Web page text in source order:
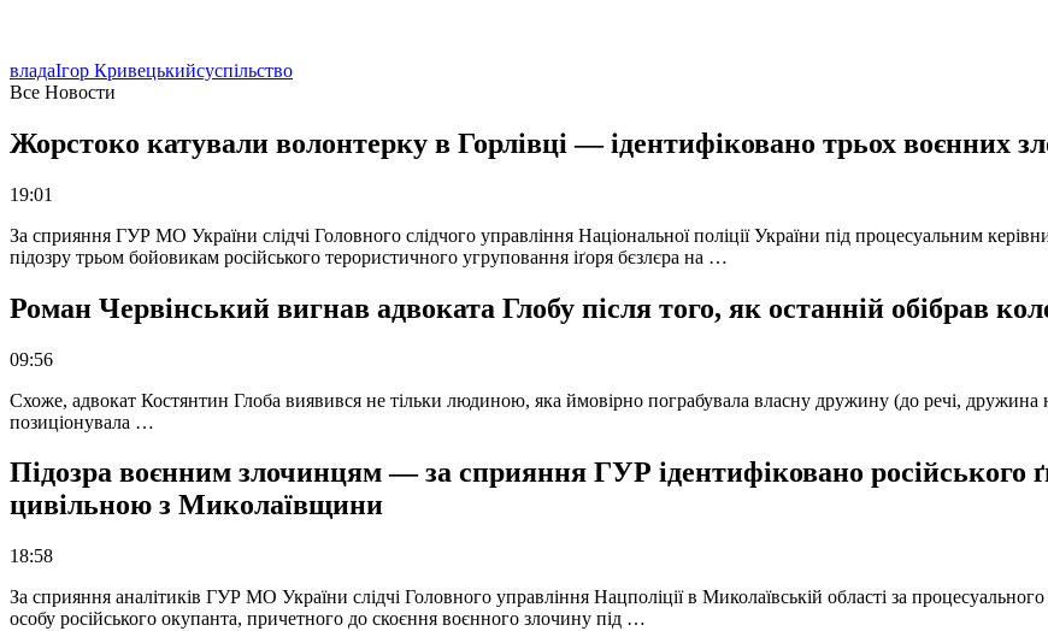
владаІгор Кривецькийсуспільство
Все Новости
Жорстоко катували волонтерку в Горлівці — ідентифіковано трьох воєнних
19:01
За сприяння ГУР МО України слідчі Головного слідчого управління Національної поліції України під процесуальним
підозру трьом бойовикам російського терористичного угруповання іґоря бєзлєра на …
Роман Червінський вигнав адвоката Глобу після того, як останній обібрав
09:56
Схоже, адвокат Костянтин Глоба виявився не тільки людиною, яка ймовірно пограбувала власну дружину (до речі, дружина
позиціонувала …
Підозра воєнним злочинцям — за сприяння ГУР ідентифіковано російського
цивільною з Миколаївщини
18:58
За сприяння аналітиків ГУР МО України слідчі Головного управління Нацполіції в Миколаївській області за
особу російського окупанта, причетного до скоєння воєнного злочину під …